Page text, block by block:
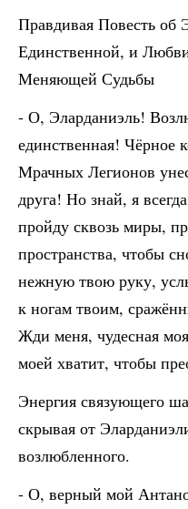
Правдивая Повесть об
Единственной, и
Меняющей Судьбы
- О, Эларданиэль!
единственная! Чёрное
Мрачных Легионов
друга! Но знай, я
пройду сквозь миры,
пространства, чтобы
нежную твою руку,
к ногам твоим,
Жди меня, чудесная
моей хватит, чтобы
Энергия связующего
скрывая от
возлюбленного.
- О, верный мой